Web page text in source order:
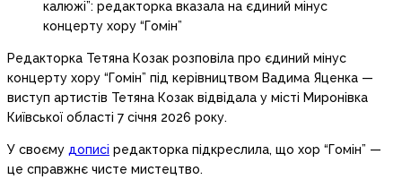
Редакторка Тетяна Козак розповіла про єдиний мінус
концерту хору “Гомін” під керівництвом Вадима Яценка —
виступ артистів Тетяна Козак відвідала у місті Миронівка
Київської області 7 січня 2026 року.
У своєму дописі редакторка підкреслила, що хор “Гомін” —
це справжнє чисте мистецтво.